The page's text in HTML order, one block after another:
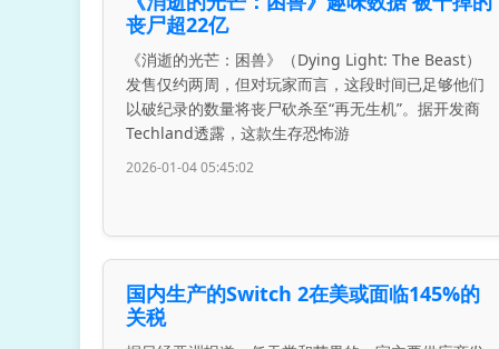
丧尸超22亿
《消逝的光芒：困兽》（Dying Light: The Beast）
发售仅约两周，但对玩家而言，这段时间已足够他们
以破纪录的数量将丧尸砍杀至“再无生机”。据开发商
Techland透露，这款生存恐怖游
2026-01-04 05:45:02
国内生产的Switch 2在美或面临145%的
关税